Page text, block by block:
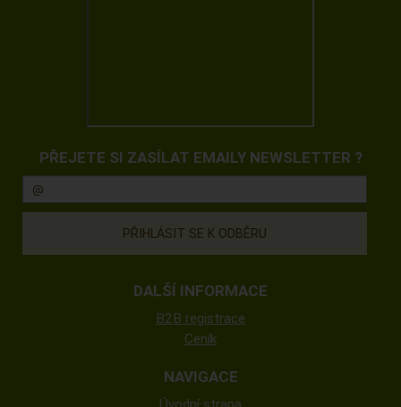
PŘEJETE SI ZASÍLAT EMAILY NEWSLETTER ?
DALŠÍ INFORMACE
B2B registrace
Ceník
NAVIGACE